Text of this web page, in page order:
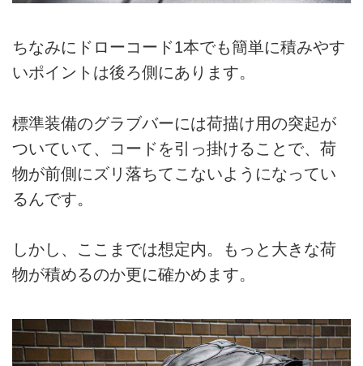
ちなみにドローコード1本でも簡単に積みやす
いポイントは後ろ側にあります。
標準装備のグラブバーには荷描け用の突起が
ついていて、コードを引っ掛けることで、荷
物が前側にズリ落ちてこないようになってい
るんです。
しかし、ここまでは想定内。もっと大きな荷
物が積めるのか更に確かめます。